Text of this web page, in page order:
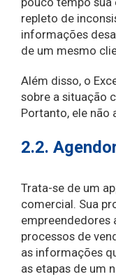
repleto de
informações
de um mesmo
Além disso, o
sobre a situação
Portanto, ele não
2.2.
Trata-se de um
comercial. Sua
empreendedores
processos de
as informações
as etapas de um